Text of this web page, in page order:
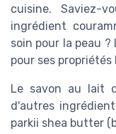
cuisine. Saviez-
ingrédient
soin pour la peau ?
pour ses
Le savon au lait
d'autres
parkii shea butter